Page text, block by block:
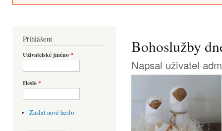
Přihlášení
Uživatelské jméno*
Heslo*
Zaslat nové heslo
Bohoslužby
Napsal uživatel